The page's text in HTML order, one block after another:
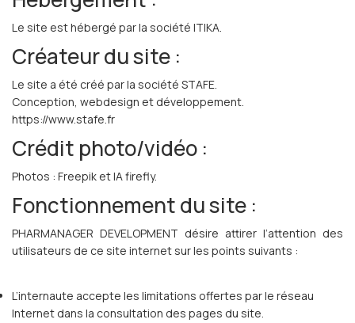
Le site est hébergé par la société ITIKA.
Créateur du site :
Le site a été créé par la société STAFE.
Conception, webdesign et développement.
https://www.stafe.fr
Crédit photo/vidéo :
Photos : Freepik et IA firefly.
Fonctionnement du site :
PHARMANAGER DEVELOPMENT désire attirer l’attention des
utilisateurs de ce site internet sur les points suivants :
L’internaute accepte les limitations offertes par le réseau
Internet dans la consultation des pages du site.